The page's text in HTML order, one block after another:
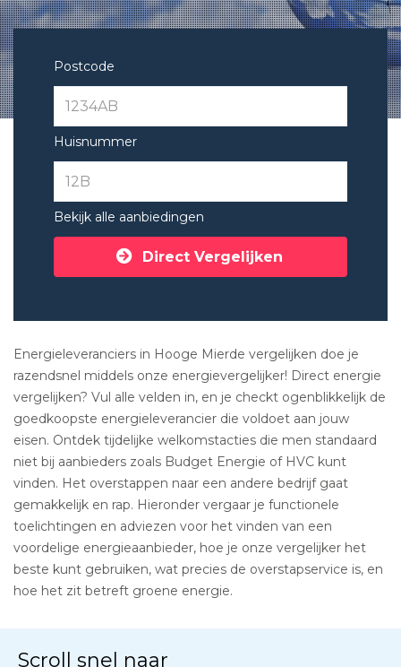
Postcode
Huisnummer
Bekijk alle aanbiedingen
Direct Vergelijken
Energieleveranciers in Hooge Mierde vergelijken doe je
razendsnel middels onze energievergelijker! Direct energie
vergelijken? Vul alle velden in, en je checkt ogenblikkelijk de
goedkoopste energieleverancier die voldoet aan jouw
eisen. Ontdek tijdelijke welkomstacties die men standaard
niet bij aanbieders zoals Budget Energie of HVC kunt
vinden. Het overstappen naar een andere bedrijf gaat
gemakkelijk en rap. Hieronder vergaar je functionele
toelichtingen en adviezen voor het vinden van een
voordelige energieaanbieder, hoe je onze vergelijker het
beste kunt gebruiken, wat precies de overstapservice is, en
hoe het zit betreft groene energie.
Scroll snel naar